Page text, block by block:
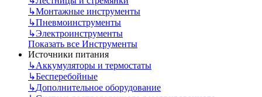
↳Монтажные инструменты
↳Пневмоинструменты
↳Электроинструменты
Показать все Инструменты
Источники питания
↳Аккумуляторы и термостаты
↳Бесперебойные
↳Дополнительное оборудование